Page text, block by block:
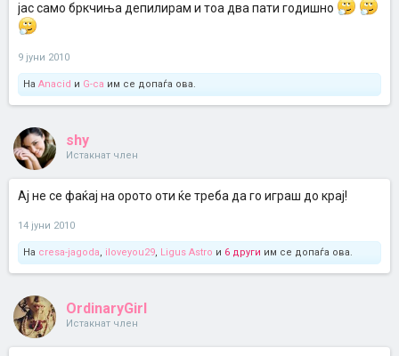
јас само бркчиња депилирам и тоа два пати годишно
9 јуни 2010
На Anacid и G-ca им се допаѓа ова.
shy
Истакнат член
Ај не се фаќај на орото оти ќе треба да го играш до крај!
14 јуни 2010
На cresa-jagoda, iloveyou29, Ligus Astro и 6 други им се допаѓа ова.
OrdinaryGirl
Истакнат член